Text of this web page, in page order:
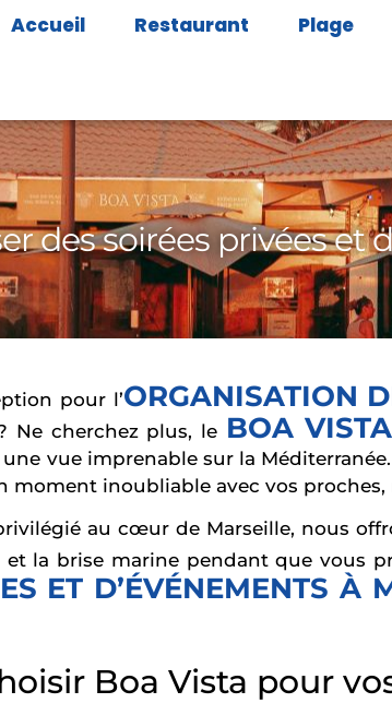
Accueil Restaurant Plage
des soirées privées et
pour l’ORGANISATION
Ne cherchez plus, le BOA VISTA
vue imprenable sur la
moment inoubliable avec vos
au cœur de Marseille, nous
la brise marine pendant que vous
ET D’ÉVÉNEMENTS À
Boa Vista pour